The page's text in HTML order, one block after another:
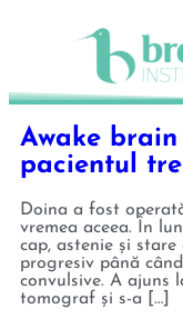
Awake
pacientul
Doina a fost
vremea aceea. În
cap, astenie și
progresiv până
convulsive. A ajuns
tomograf și s-a […]